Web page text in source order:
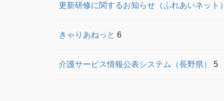
更新研修に関するお知らせ（ふれあいネット）
きゃりあねっと 6
介護サービス情報公表システム（長野県） 5